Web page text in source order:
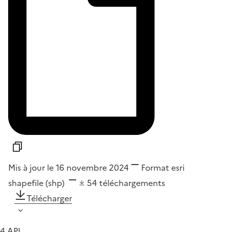
Mis à jour le 16 novembre 2024 Format esri
shapefile (shp)
54 téléchargements
Télécharger